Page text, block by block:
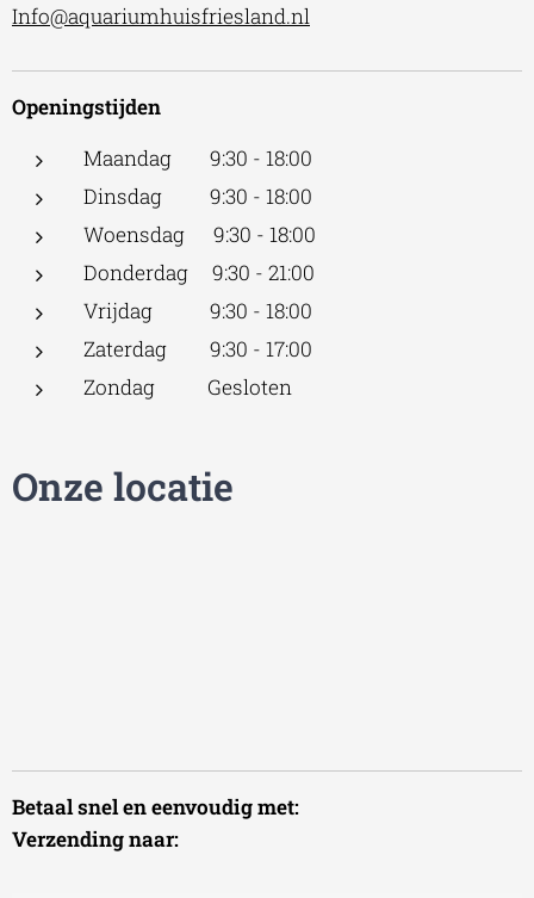
Info@aquariumhuisfriesland.nl
Openingstijden
Maandag 9:30 - 18:00
Dinsdag 9:30 - 18:00
Woensdag 9:30 - 18:00
Donderdag 9:30 - 21:00
Vrijdag 9:30 - 18:00
Zaterdag 9:30 - 17:00
Zondag Gesloten
Onze locatie
Betaal snel en eenvoudig met:
Verzending naar: